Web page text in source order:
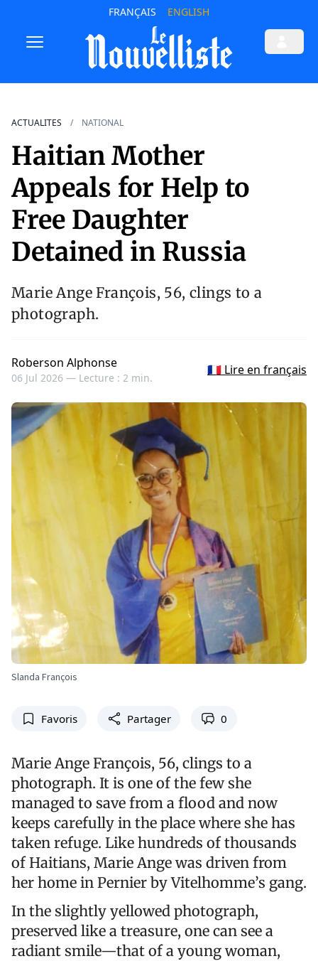
FRANÇAIS ENGLISH
ACTUALITES NATIONAL
Haitian Mother
Appeals for Help to
Free Daughter
Detained in Russia
Marie Ange François, 56, clings to a
photograph.
Roberson Alphonse
06 Jul 2026 — Lecture : 2 min.
🇫🇷 Lire en français
Slanda François
Favoris Partager 0
Marie Ange François, 56, clings to a
photograph. It is one of the few she
managed to save from a flood and now
keeps carefully in the place where she has
taken refuge. Like hundreds of thousands
of Haitians, Marie Ange was driven from
her home in Pernier by Vitelhomme’s gang.
In the slightly yellowed photograph,
preserved like a treasure, one can see a
radiant smile—that of a young woman,